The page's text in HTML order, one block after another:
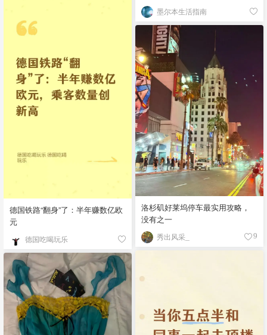
墨尔本生活指南
德国铁路“翻身”了：半年赚数亿欧
元
德国吃喝玩乐
洛杉矶好莱坞停车最实用攻略，
没有之一
秀出风采_ 9